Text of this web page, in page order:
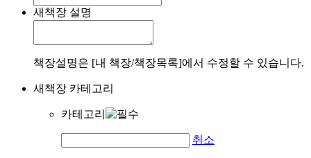
새책장 설명
책장설명은 [내 책장/책장목록]에서 수정할 수 있습니다.
새책장 카테고리
카테고리
취소